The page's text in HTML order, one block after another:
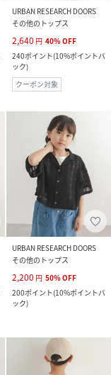
URBAN RESEARCH DOORS
その他のトップス
2,640 円 40%OFF
240ポイント(10%ポイントバ
ック)
クーポン対象
URBAN RESEARCH DOORS
その他のトップス
2,200 円 50%OFF
200ポイント(10%ポイントバ
ック)